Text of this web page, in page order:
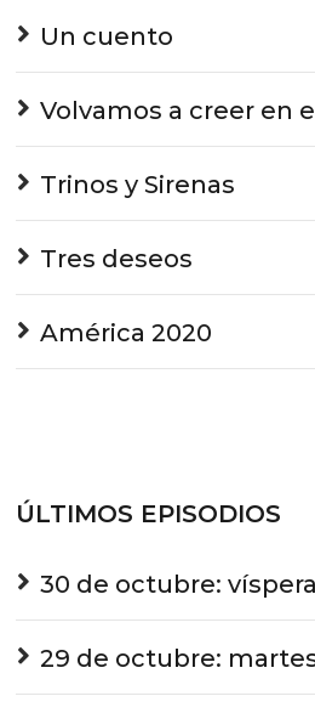
Un cuento
Volvamos a creer en
Trinos y Sirenas
Tres deseos
América 2020
ÚLTIMOS EPISODIOS
30 de octubre:
29 de octubre: